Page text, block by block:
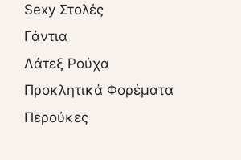
Sexy Στολές
Γάντια
Λάτεξ Ρούχα
Προκλητικά Φορέματα
Περούκες